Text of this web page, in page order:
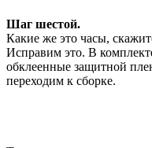
Шаг шестой.
Какие же это часы,
Исправим это. В
обклеенные защитной
переходим к сборке.